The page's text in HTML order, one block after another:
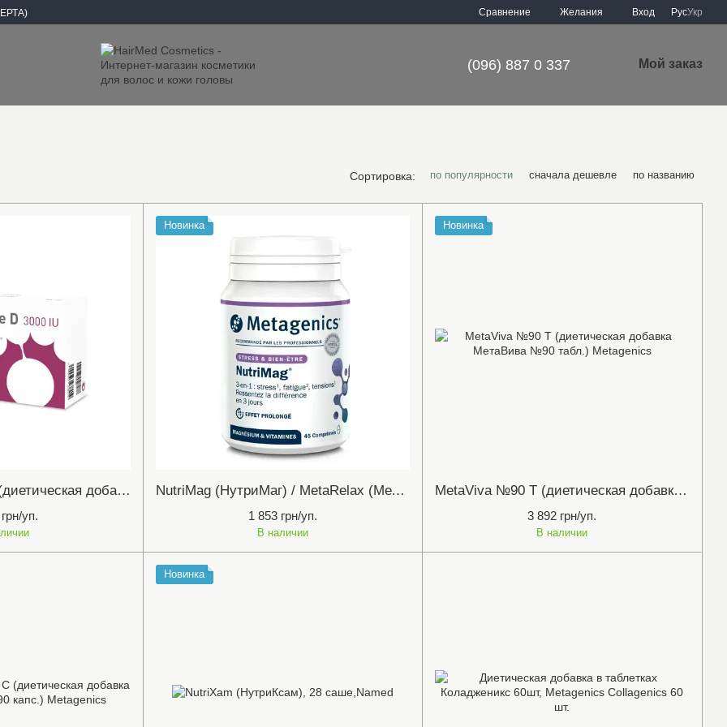
Сравнение Желания Вход РусУкр
(096) 887 0 337 Мой заказ
Сортировка: по популярности сначала дешевле по названию
Витамин Д 3000IU (диетическая добавка №168 жев.табл.)"Vitaminе D 3000IU" Metagenics
уп.
Новинка
NutriMag (НутриМаг) / MetaRelax (МетаРелакс), 45 таблеток (диетическая добавка) Metagenics
1 853 грн/уп.
В наличии
Новинка
MetaViva №90 T (диетическая добавка МетаВива №90 табл.) Metagenics
3 892 грн/уп.
В наличии
Новинка